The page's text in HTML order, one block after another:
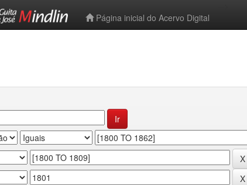
Página inicial do Acervo Digital